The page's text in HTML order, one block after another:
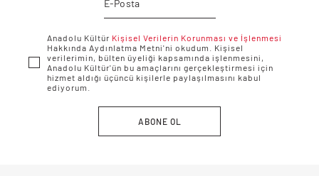
ABONE OL
Anadolu Kültür Kişisel Verilerin Korunması ve İşlenmesi
Hakkında Aydınlatma Metni'ni okudum. Kişisel
verilerimin, bülten üyeliği kapsamında işlenmesini,
Anadolu Kültür'ün bu amaçlarını gerçekleştirmesi için
hizmet aldığı üçüncü kişilerle paylaşılmasını kabul
ediyorum.